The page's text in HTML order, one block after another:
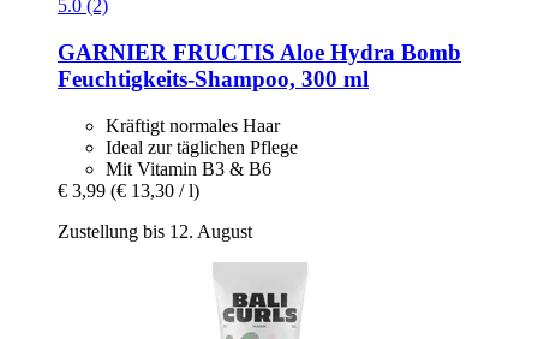
5.0 (2)
GARNIER FRUCTIS Aloe Hydra Bomb
Feuchtigkeits-​Shampoo, 300 ml
Kräftigt normales Haar
Ideal zur täglichen Pflege
Mit Vitamin B3 & B6
€ 3,99 (€ 13,30 / l)
Zustellung bis 12. August